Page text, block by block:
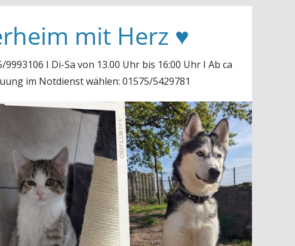
mit Herz ♥
I Di-Sa von 13.00 Uhr bis 16:00 Uhr I Ab ca
im Notdienst wählen: 01575/5429781